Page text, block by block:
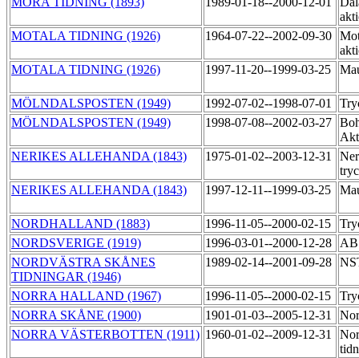
MOTALA TIDNING (1926)
1964-07-22--2002-09-30
MOTALA TIDNING (1926)
1997-11-20--1999-03-25
MÖLNDALSPOSTEN (1949) 1992-07-02--1998-07-01
MÖLNDALSPOSTEN (1949)
1998-07-08--2002-03-27
NERIKES ALLEHANDA (1843)
1975-01-02--2003-12-31
NERIKES ALLEHANDA (1843)
1997-12-11--1999-03-25
NORDHALLAND (1883) 1996-11-05--2000-02-15
NORDSVERIGE (1919)
1996-03-01--2000-12-28
NORDVÄSTRA SKÅNES
TIDNINGAR (1946)
1989-02-14--2001-09-28
NORRA HALLAND (1967) 1996-11-05--2000-02-15
NORRA SKÅNE (1900)
1901-01-03--2005-12-31
NORRA VÄSTERBOTTEN (1911) 1960-01-02--2009-12-31